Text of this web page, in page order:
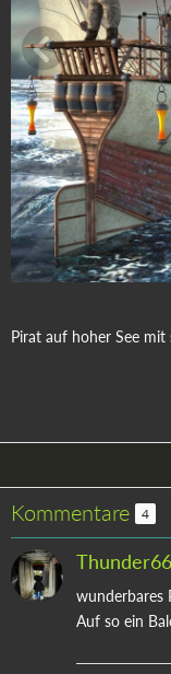
Pirat auf hoher See mit
Kommentare 4
wunderbares
Auf so ein